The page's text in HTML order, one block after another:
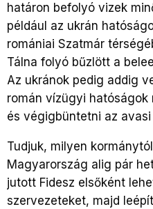
határon befolyó vizek
például az ukrán
romániai Szatmár
Tálna folyó bűzlött a
Az ukránok pedig addig
román vízügyi
és végigbüntetni az
Tudjuk, milyen
Magyarország alig pár
jutott Fidesz elsőként
szervezeteket, majd